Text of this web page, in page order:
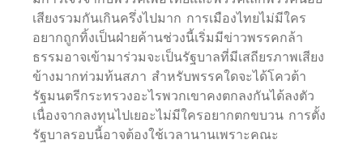
เสียงรวมกันเกินครึ่งไปมาก การเมืองไทยไม่มีใคร
อยากถูกทิ้งเป็นฝ่ายค้านช่วงนี้เริ่มมีข่าวพรรคกล้า
ธรรมอาจเข้ามาร่วมจะเป็นรัฐบาลที่มีเสถียรภาพเสียง
ข้างมากท่วมท้นสภา สำหรับพรรคใดจะได้โควต้า
รัฐมนตรีกระทรวงอะไรพวกเขาคงตกลงกันได้ลงตัว
เนื่องจากลงทุนไปเยอะไม่มีใครอยากตกขบวน การตั้ง
รัฐบาลรอบนี้อาจต้องใช้เวลานานเพราะคณะ